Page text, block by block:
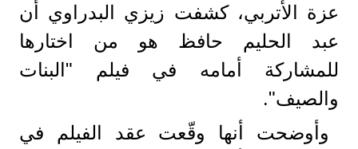
عزة الأتربي، كشفت زيزي البدراوي أن
عبد الحليم حافظ هو من اختارها
للمشاركة أمامه في فيلم "البنات
والصيف".
وأوضحت أنها وقّعت عقد الفيلم في